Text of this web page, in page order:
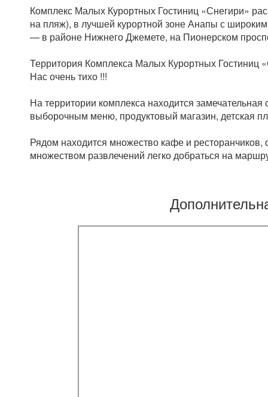
Комплекс Малых Курортных Гостиниц «Снегири»
на пляж), в лучшей курортной зоне Анапы с
— в районе Нижнего Джемете, на Пионерском
Территория Комплекса Малых Курортных Гостиниц
Нас очень тихо !!!
На территории комплекса находится
выборочным меню, продуктовый магазин, детская
Рядом находится множество кафе и
множеством развлечений легко добраться на